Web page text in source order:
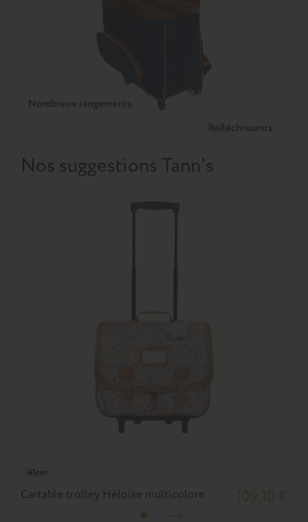
Nos suggestions Tann's
41cm
Cartable trolley Héloïse multicolore